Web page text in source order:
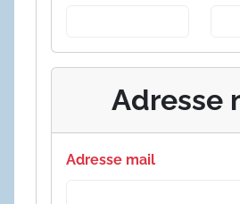
Adresse
Adresse mail